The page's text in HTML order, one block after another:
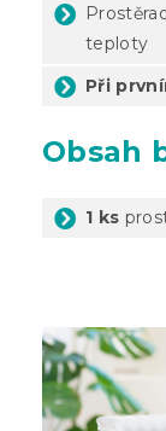
teploty
Při
Obsah
1 ks